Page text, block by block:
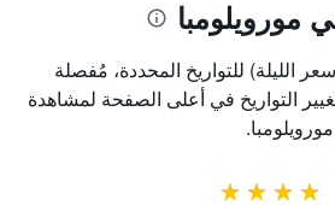
مورويلومبا
الليلة) للتواريخ المحددة، مُفصلة
التواريخ في أعلى الصفحة لمشاهدة
4 نجوم